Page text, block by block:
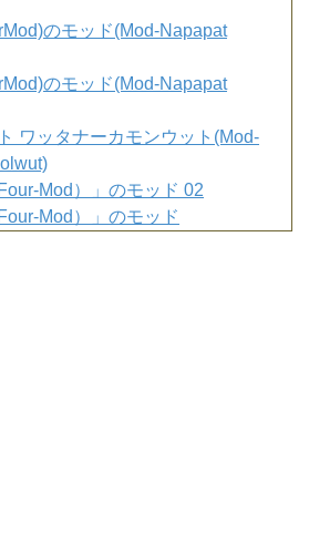
のモッド(Mod-Napapat
のモッド(Mod-Napapat
ワッタナーカモンウット(Mod-
Mod）」のモッド 02
Mod）」のモッド